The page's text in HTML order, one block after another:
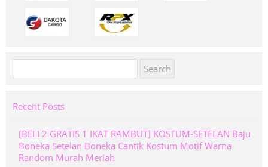
for:
Recent Posts
[BELI 2 GRATIS 1 IKAT RAMBUT] KOSTUM-SETELAN Baju
Boneka Setelan Boneka Cantik Kostum Motif Warna
Random Murah Meriah